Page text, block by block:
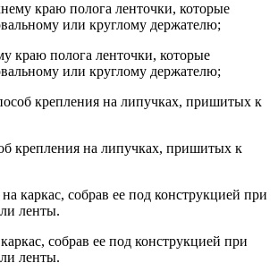
краю полога ленточки, которые
или круглому держателю;
краю полога ленточки, которые
или круглому держателю;
крепления на липучках, пришитых к
крепления на липучках, пришитых к
каркас, собрав ее под конструкцией при
ленты.
собрав ее под конструкцией при
ленты.